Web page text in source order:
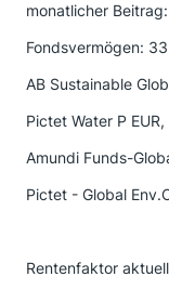
monatlicher
Fondsvermögen:
AB Sustainable
Pictet Water P
Amundi Funds-
Pictet - Global
Rentenfaktor